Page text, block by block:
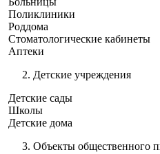
Поликлиники
Роддома
Стоматологические кабинеты
Аптеки
Детские учреждения
Детские сады
Школы
Детские дома
Объекты общественного